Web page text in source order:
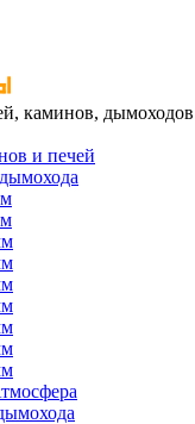
каминов, дымоходов
и печей